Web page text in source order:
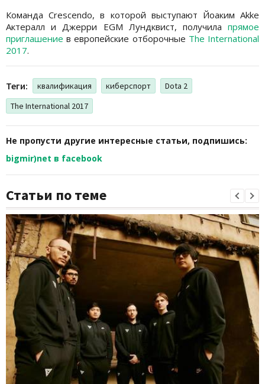
Команда Crescendo, в которой выступают Йоаким Akke
Актералл и Джерри EGM Лундквист, получила прямое
приглашение в европейские отборочные The International
2017.
Теги: квалификация киберспорт
Dota 2
The International 2017
Не пропусти другие интересные статьи, подпишись:
bigmir)net в facebook
Статьи по теме